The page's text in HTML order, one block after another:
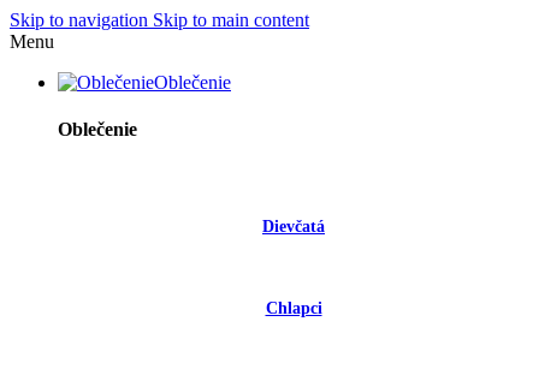
Skip to navigation Skip to main content
Menu
Oblečenie
Oblečenie
Dievčatá
Chlapci